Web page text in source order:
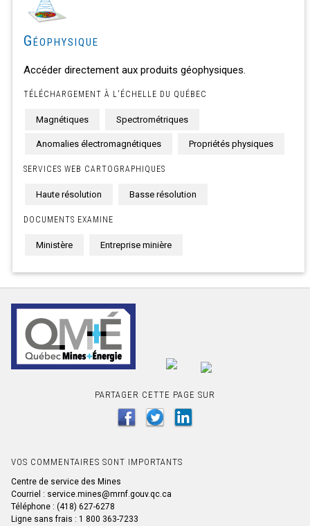
Géophysique
Accéder directement aux produits géophysiques.
TÉLÉCHARGEMENT À L'ÉCHELLE DU QUÉBEC
Magnétiques Spectrométriques
Anomalies électromagnétiques Propriétés physiques
SERVICES WEB CARTOGRAPHIQUES
Haute résolution Basse résolution
DOCUMENTS EXAMINE
Ministère Entreprise minière
PARTAGER CETTE PAGE SUR
VOS COMMENTAIRES SONT IMPORTANTS
Centre de service des Mines
Courriel : service.mines@mrnf.gouv.qc.ca
Téléphone : (418) 627-6278
Ligne sans frais : 1 800 363-7233